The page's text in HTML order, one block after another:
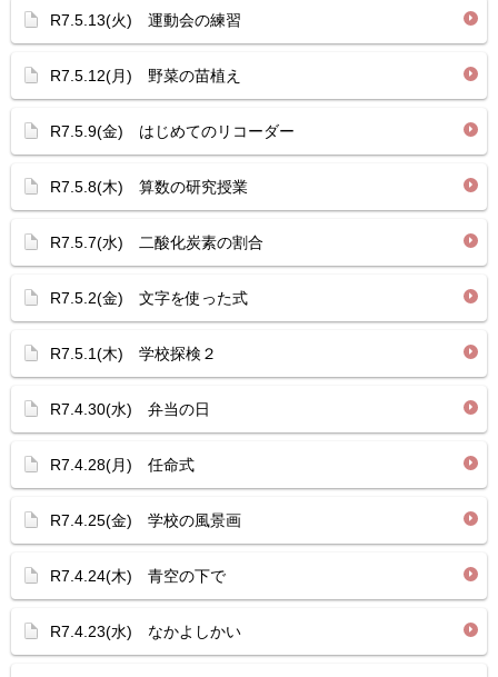
R7.5.13(火) 運動会の練習
R7.5.12(月) 野菜の苗植え
R7.5.9(金) はじめてのリコーダー
R7.5.8(木) 算数の研究授業
R7.5.7(水) 二酸化炭素の割合
R7.5.2(金) 文字を使った式
R7.5.1(木) 学校探検２
R7.4.30(水) 弁当の日
R7.4.28(月) 任命式
R7.4.25(金) 学校の風景画
R7.4.24(木) 青空の下で
R7.4.23(水) なかよしかい